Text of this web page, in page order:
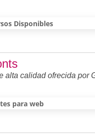
Disponibles
alta calidad ofrecida por
para web